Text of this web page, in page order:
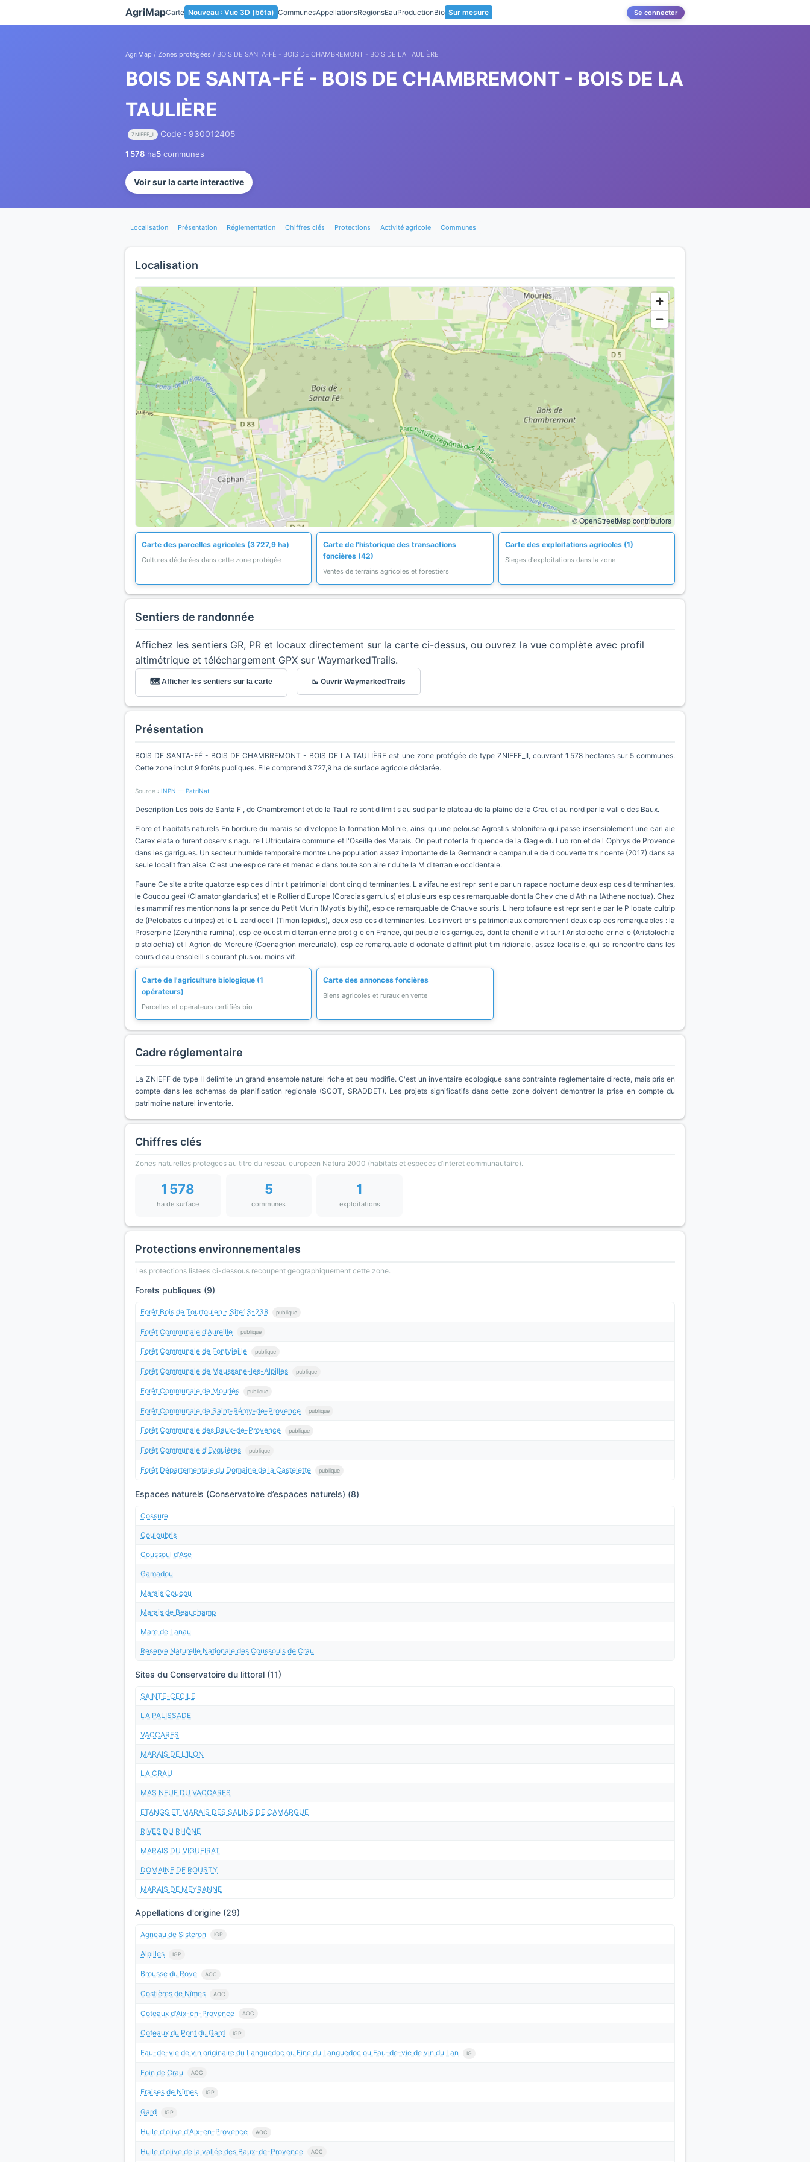
AgriMapCarte Nouveau : Vue 3D (bêta) CommunesAppellationsRegionsEauProductionBio Sur mesure Se connecter
AgriMap / Zones protégées / BOIS DE SANTA-FÉ - BOIS DE CHAMBREMONT - BOIS DE LA TAULIÈRE
BOIS DE SANTA-FÉ - BOIS DE CHAMBREMONT - BOIS DE LA
TAULIÈRE
ZNIEFF_II Code : 930012405
1 578 ha5 communes
Voir sur la carte interactive
Localisation Présentation Réglementation Chiffres clés Protections Activité agricole Communes
Localisation
© OpenStreetMap contributors
Carte des parcelles agricoles (3 727,9 ha)
Cultures déclarées dans cette zone protégée
Carte de l'historique des transactions
foncières (42)
Ventes de terrains agricoles et forestiers
Carte des exploitations agricoles (1)
Sieges d'exploitations dans la zone
Sentiers de randonnée
Affichez les sentiers GR, PR et locaux directement sur la carte ci-dessus, ou ouvrez la vue complète avec profil
altimétrique et téléchargement GPX sur WaymarkedTrails.
🗺️ Afficher les sentiers sur la carte 🥾 Ouvrir WaymarkedTrails
Présentation
BOIS DE SANTA-FÉ - BOIS DE CHAMBREMONT - BOIS DE LA TAULIÈRE est une zone protégée de type ZNIEFF_II, couvrant 1 578 hectares sur 5 communes.
Cette zone inclut 9 forêts publiques. Elle comprend 3 727,9 ha de surface agricole déclarée.
Source : INPN — PatriNat
Description Les bois de Santa F , de Chambremont et de la Tauli re sont d limit s au sud par le plateau de la plaine de la Crau et au nord par la vall e des Baux.
Flore et habitats naturels En bordure du marais se d veloppe la formation Molinie, ainsi qu une pelouse Agrostis stolonifera qui passe insensiblement une cari aie
Carex elata o furent observ s nagu re l Utriculaire commune et l'Oseille des Marais. On peut noter la fr quence de la Gag e du Lub ron et de l Ophrys de Provence
dans les garrigues. Un secteur humide temporaire montre une population assez importante de la Germandr e campanul e de d couverte tr s r cente (2017) dans sa
seule localit fran aise. C'est une esp ce rare et menac e dans toute son aire r duite la M diterran e occidentale.
Faune Ce site abrite quatorze esp ces d int r t patrimonial dont cinq d terminantes. L avifaune est repr sent e par un rapace nocturne deux esp ces d terminantes,
le Coucou geai (Clamator glandarius) et le Rollier d Europe (Coracias garrulus) et plusieurs esp ces remarquable dont la Chev che d Ath na (Athene noctua). Chez
les mammif res mentionnons la pr sence du Petit Murin (Myotis blythi), esp ce remarquable de Chauve souris. L herp tofaune est repr sent e par le P lobate cultrip
de (Pelobates cultripes) et le L zard ocell (Timon lepidus), deux esp ces d terminantes. Les invert br s patrimoniaux comprennent deux esp ces remarquables : la
Proserpine (Zerynthia rumina), esp ce ouest m diterran enne prot g e en France, qui peuple les garrigues, dont la chenille vit sur l Aristoloche cr nel e (Aristolochia
pistolochia) et l Agrion de Mercure (Coenagrion mercuriale), esp ce remarquable d odonate d affinit plut t m ridionale, assez localis e, qui se rencontre dans les
cours d eau ensoleill s courant plus ou moins vif.
Carte de l'agriculture biologique (1
opérateurs)
Parcelles et opérateurs certifiés bio
Carte des annonces foncières
Biens agricoles et ruraux en vente
Cadre réglementaire
La ZNIEFF de type II delimite un grand ensemble naturel riche et peu modifie. C'est un inventaire ecologique sans contrainte reglementaire directe, mais pris en
compte dans les schemas de planification regionale (SCOT, SRADDET). Les projets significatifs dans cette zone doivent demontrer la prise en compte du
patrimoine naturel inventorie.
Chiffres clés
Zones naturelles protegees au titre du reseau europeen Natura 2000 (habitats et especes d’interet communautaire).
1 578
ha de surface
5
communes
1
exploitations
Protections environnementales
Les protections listees ci-dessous recoupent geographiquement cette zone.
Forets publiques (9)
Forêt Bois de Tourtoulen - Site13-238 publique
Forêt Communale d'Aureille publique
Forêt Communale de Fontvieille publique
Forêt Communale de Maussane-les-Alpilles publique
Forêt Communale de Mouriès publique
Forêt Communale de Saint-Rémy-de-Provence publique
Forêt Communale des Baux-de-Provence publique
Forêt Communale d'Eyguières publique
Forêt Départementale du Domaine de la Castelette publique
Espaces naturels (Conservatoire d’espaces naturels) (8)
Cossure
Couloubris
Coussoul d'Ase
Gamadou
Marais Coucou
Marais de Beauchamp
Mare de Lanau
Reserve Naturelle Nationale des Coussouls de Crau
Sites du Conservatoire du littoral (11)
SAINTE-CECILE
LA PALISSADE
VACCARES
MARAIS DE L’ILON
LA CRAU
MAS NEUF DU VACCARES
ETANGS ET MARAIS DES SALINS DE CAMARGUE
RIVES DU RHÔNE
MARAIS DU VIGUEIRAT
DOMAINE DE ROUSTY
MARAIS DE MEYRANNE
Appellations d'origine (29)
Agneau de Sisteron IGP
Alpilles IGP
Brousse du Rove AOC
Costières de Nîmes AOC
Coteaux d'Aix-en-Provence AOC
Coteaux du Pont du Gard IGP
Eau-de-vie de vin originaire du Languedoc ou Fine du Languedoc ou Eau-de-vie de vin du Lan IG
Foin de Crau AOC
Fraises de Nîmes IGP
Gard IGP
Huile d'olive d'Aix-en-Provence AOC
Huile d'olive de la vallée des Baux-de-Provence AOC
Panneau de gestion des cookies